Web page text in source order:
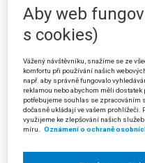
Pokud správní orgán v řízení
splňovat tuto podmínku,
zákonem. V daném případě
nájemní smlouvy ukončené dne
zaniklo právo žalobce
zúčastněná na řízení 2) přestala
přičemž dotčená
žalobce, že účinností
pravidlech územních rozpočtů
majetku do hospodaření
Aby web
s cookies)
Vážený návštěvníku, snažíme se ze
komfortu při používání našich
např. aby správně fungovalo
reklamou nebo abychom měli dostatek
potřebujeme souhlas se zpracováním
dočasně ukládají ve vašem prohlížeči.
využijeme ke zlepšování našich
míru.
Oznámení o ochraně